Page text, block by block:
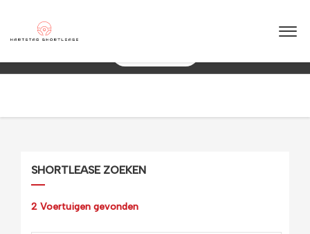
10+ jaar ervaring in shortlease – Betrouwbaar & flexibel!
SHORTLEASE ZOEKEN
2 Voertuigen gevonden